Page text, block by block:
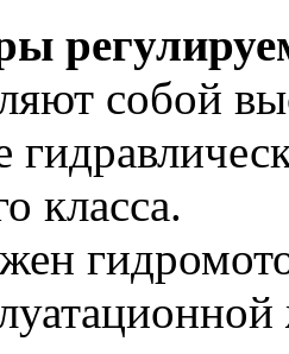
собой
класса.